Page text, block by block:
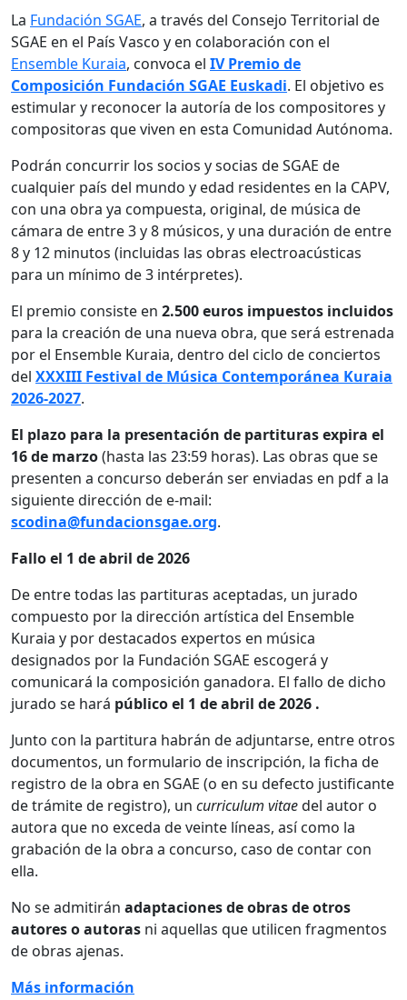
La Fundación SGAE, a través del Consejo Territorial de
SGAE en el País Vasco y en colaboración con el
Ensemble Kuraia, convoca el IV Premio de
Composición Fundación SGAE Euskadi. El objetivo es
estimular y reconocer la autoría de los compositores y
compositoras que viven en esta Comunidad Autónoma.
Podrán concurrir los socios y socias de SGAE de
cualquier país del mundo y edad residentes en la CAPV,
con una obra ya compuesta, original, de música de
cámara de entre 3 y 8 músicos, y una duración de entre
8 y 12 minutos (incluidas las obras electroacústicas
para un mínimo de 3 intérpretes).
El premio consiste en 2.500 euros impuestos incluidos
para la creación de una nueva obra, que será estrenada
por el Ensemble Kuraia, dentro del ciclo de conciertos
del XXXIII Festival de Música Contemporánea Kuraia
2026-2027.
El plazo para la presentación de partituras expira el
16 de marzo(hasta las 23:59 horas). Las obras que se
presenten a concurso deberán ser enviadas en pdf a la
siguiente dirección de e-mail:
scodina@fundacionsgae.org.
Fallo el 1 de abril de 2026
De entre todas las partituras aceptadas, un jurado
compuesto por la dirección artística del Ensemble
Kuraia y por destacados expertos en música
designados por la Fundación SGAE escogerá y
comunicará la composición ganadora. El fallo de dicho
jurado se hará público el 1 de abril de 2026 .
Junto con la partitura habrán de adjuntarse, entre otros
documentos, un formulario de inscripción, la ficha de
registro de la obra en SGAE (o en su defecto justificante
de trámite de registro), un curriculum vitaedel autor o
autora que no exceda de veinte líneas, así como la
grabación de la obra a concurso, caso de contar con
ella.
No se admitirán adaptaciones de obras de otros
autores o autoras ni aquellas que utilicen fragmentos
de obras ajenas.
Más información